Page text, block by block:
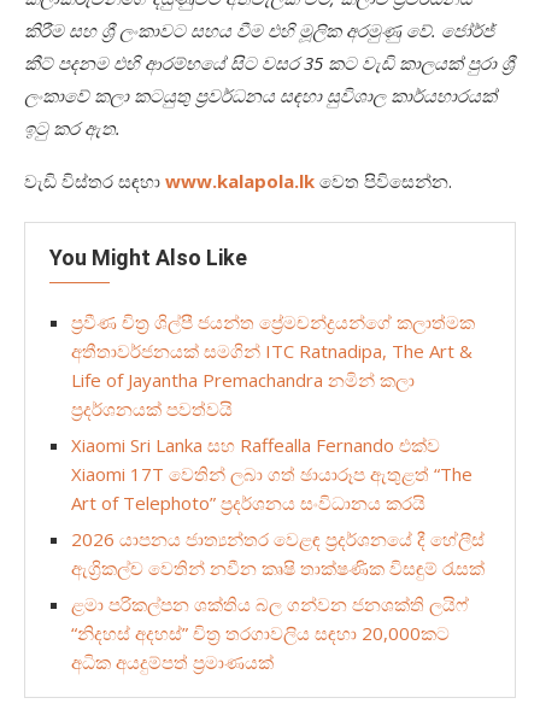
කිරීම සහ ශ්‍රී ලංකාවට සහය වීම එහි මූලික අරමුණු වේ. ජෝර්ජ්
කීට් පදනම එහි ආරම්භයේ සිට වසර 35 කට වැඩි කාලයක් පුරා ශ්‍රී
ලංකාවේ කලා කටයුතු ප්‍රවර්ධනය සඳහා සුවිශාල කාර්යභාරයක්
ඉටු කර ඇත.
වැඩි විස්තර සඳහා www.kalapola.lk වෙත පිවිසෙන්න.
You Might Also Like
ප්‍රවීණ චිත්‍ර ශිල්පී ජයන්ත ප්‍රේමචන්ද්‍රයන්ගේ කලාත්මක
අතීතාවර්ජනයක් සමගින් ITC Ratnadipa, The Art &
Life of Jayantha Premachandra නමින් කලා
ප්‍රදර්ශනයක් පවත්වයි
Xiaomi Sri Lanka සහ Raffealla Fernando එක්ව
Xiaomi 17T වෙතින් ලබා ගත් ඡායාරූප ඇතුළත් “The
Art of Telephoto” ප්‍රදර්ශනය සංවිධානය කරයි
2026 යාපනය ජාත්‍යන්තර වෙළඳ ප්‍රදර්ශනයේ දී හේලීස්
ඇග්‍රිකල්ච වෙතින් නවීන කෘෂි තාක්ෂණික විසඳුම් රැසක්
ළමා පරිකල්පන ශක්තිය බල ගන්වන ජනශක්ති ලයිෆ්
“නිදහස් අදහස්” චිත්‍ර තරගාවලිය සඳහා 20,000කට
අධික අයදුම්පත්‍ ප්‍රමාණයක්